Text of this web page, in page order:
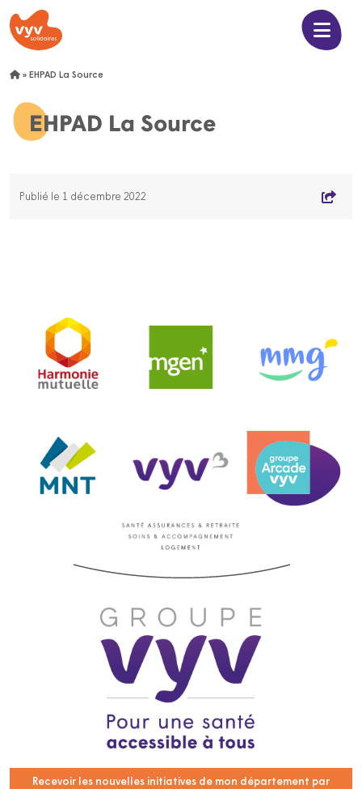
» EHPAD La Source
EHPAD La Source
Publié le 1 décembre 2022
Recevoir les nouvelles initiatives de mon département par